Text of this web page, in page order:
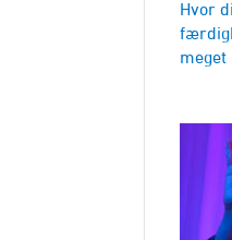
Hvor
meget